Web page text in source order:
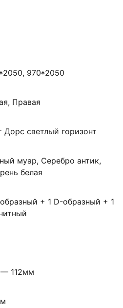
970*2050
Правая
Дорс светлый горизонт
муар, Серебро антик,
белая
+ 1 D-образный + 1
— 112мм